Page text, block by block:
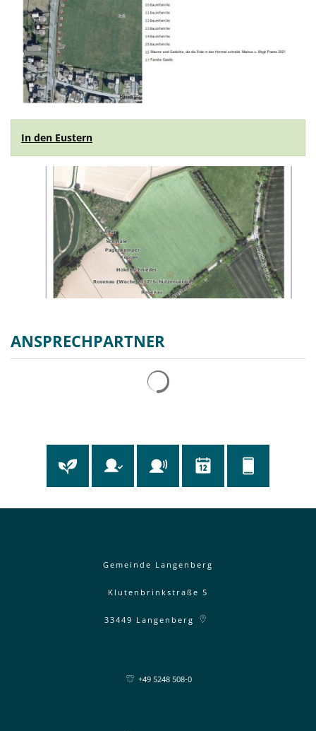
In den Eustern
ANSPRECHPARTNER
Gemeinde Langenberg
Klutenbrinkstraße 5
33449 Langenberg
+49 5248 508-0